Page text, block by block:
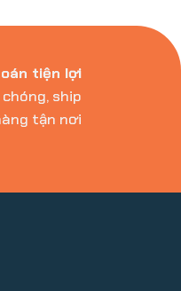
tiện lợi
ship
tận nơi